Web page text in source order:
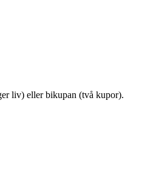
liv) eller bikupan (två kupor).